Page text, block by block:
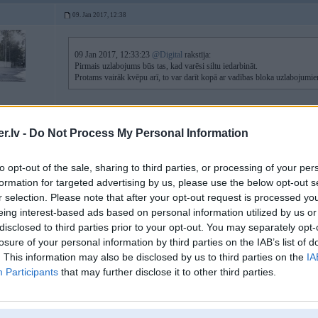
- Do Not Process My Personal Information
opt-out of the sale, sharing to third parties, or processing of your
for targeted advertising by us, please use the below opt-out
selection. Please note that after your opt-out request is processed
interest-based ads based on personal information utilized by us
to third parties prior to your opt-out. You may separately
of your personal information by third parties on the IAB’s list of
This information may also be disclosed by us to third parties on the
Participants that may further disclose it to other third parties.
09. Jan 2017, 12:38
09 Jan 2017, 12:33:23 @Digital rakstīja:
Pirmais uzlabojums būs tas, kad varēsi siltu iedarbināt.
Protams vairāk kvēpu arī, to var darīt kopā ar vadības bloka
09. Jan 2017, 13:47
09 Jan 2017, 12:30:53 @SArakstīja:
Jautājums spečukiem
Stāv oriģinālais sūknis tagad(TDS'am) gribu uzlikt ar lielāku
tomēr tukša laika tērēšana?